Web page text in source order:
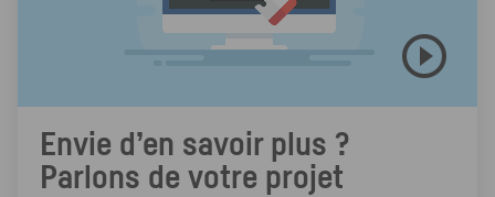
Envie d’en savoir plus ?
Parlons de votre projet